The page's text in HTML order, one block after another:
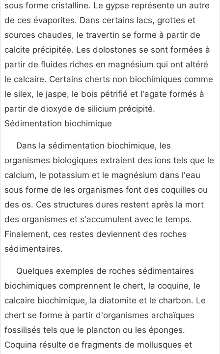
sous forme cristalline. Le gypse représente un autre
de ces évaporites. Dans certains lacs, grottes et
sources chaudes, le travertin se forme à partir de
calcite précipitée. Les dolostones se sont formées à
partir de fluides riches en magnésium qui ont altéré
le calcaire. Certains cherts non biochimiques comme
le silex, le jaspe, le bois pétrifié et l'agate formés à
partir de dioxyde de silicium précipité.
Sédimentation biochimique
Dans la sédimentation biochimique, les
organismes biologiques extraient des ions tels que le
calcium, le potassium et le magnésium dans l'eau
sous forme de les organismes font des coquilles ou
des os. Ces structures dures restent après la mort
des organismes et s'accumulent avec le temps.
Finalement, ces restes deviennent des roches
sédimentaires.
Quelques exemples de roches sédimentaires
biochimiques comprennent le chert, la coquine, le
calcaire biochimique, la diatomite et le charbon. Le
chert se forme à partir d'organismes archaïques
fossilisés tels que le plancton ou les éponges.
Coquina résulte de fragments de mollusques et